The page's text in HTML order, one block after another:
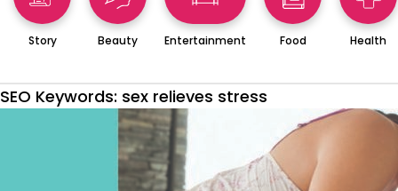
Story Beauty Entertainment Food Health
SEO Keywords: sex relieves stress